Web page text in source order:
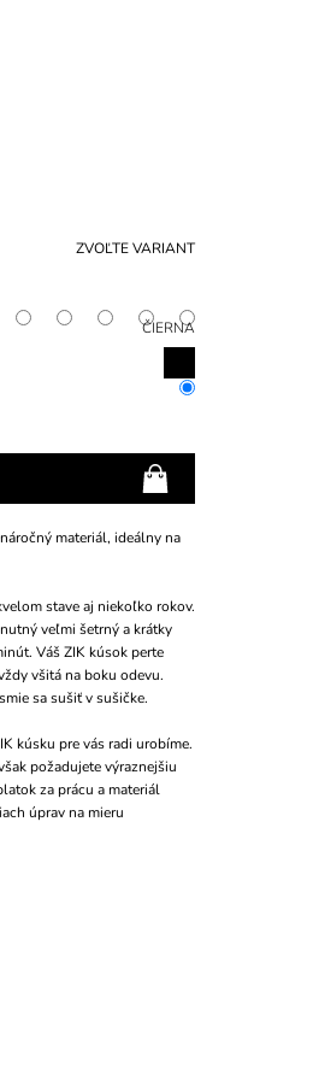
ZVOĽTE VARIANT
ČIERNA
materiál, ideálny na
stave aj niekoľko rokov.
veľmi šetrný a krátky
Váš ZIK kúsok perte
všitá na boku odevu.
sa sušiť v sušičke.
kúsku pre vás radi urobíme.
požadujete výraznejšiu
za prácu a materiál
úprav na mieru